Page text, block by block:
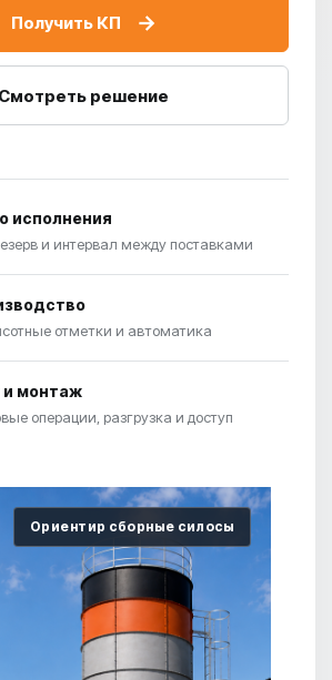
Получить КП →
Смотреть решение
исполнения
и интервал между поставками
отметки и автоматика
монтаж
операции, разгрузка и доступ
Ориентир сборные силосы